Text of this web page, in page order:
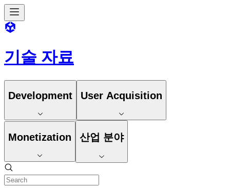
기술 자료
Development User Acquisition
Monetization 산업 분야